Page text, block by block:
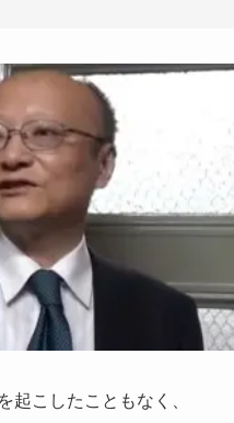
起こしたこともなく、